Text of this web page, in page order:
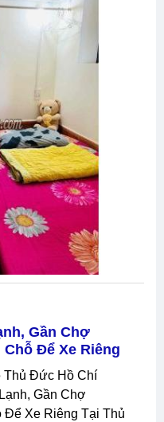
Gần Chợ
Để Xe Riêng
Gần Chợ
Để Xe Riêng Tại Thủ